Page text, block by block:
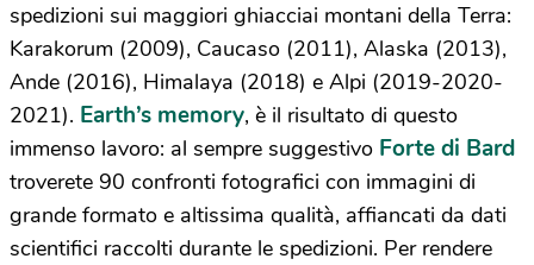
spedizioni sui maggiori ghiacciai montani della Terra:
Karakorum (2009), Caucaso (2011), Alaska (2013),
Ande (2016), Himalaya (2018) e Alpi (2019-2020-
2021). Earth’s memory, è il risultato di questo
immenso lavoro: al sempre suggestivo Forte di Bard
troverete 90 confronti fotografici con immagini di
grande formato e altissima qualità, affiancati da dati
scientifici raccolti durante le spedizioni. Per rendere